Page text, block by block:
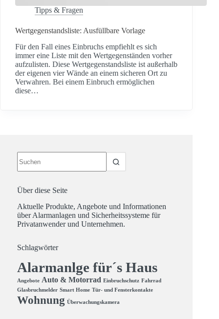
Tipps & Fragen
Wertgegenstandsliste: Ausfüllbare Vorlage
Für den Fall eines Einbruchs empfiehlt es sich
immer eine Liste mit den Wertgegenständen vorher
aufzulisten. Diese Wertgegenstandsliste ist außerhalb
der eigenen vier Wände an einem sicheren Ort zu
Verwahren. Bei einem Einbruch ermöglichen
diese…
Ergebnisse
Über diese Seite
Aktuelle Produkte, Angebote und Informationen
über Alarmanlagen und Sicherheitssysteme für
Privatanwender und Unternehmen.
Schlagwörter
Alarmanlge für´s Haus
Angebote Auto & Motorrad Einbruchschutz Fahrrad
Glasbruchmelder Smart Home Tür- und Fensterkontakte
Wohnung Überwachungskamera